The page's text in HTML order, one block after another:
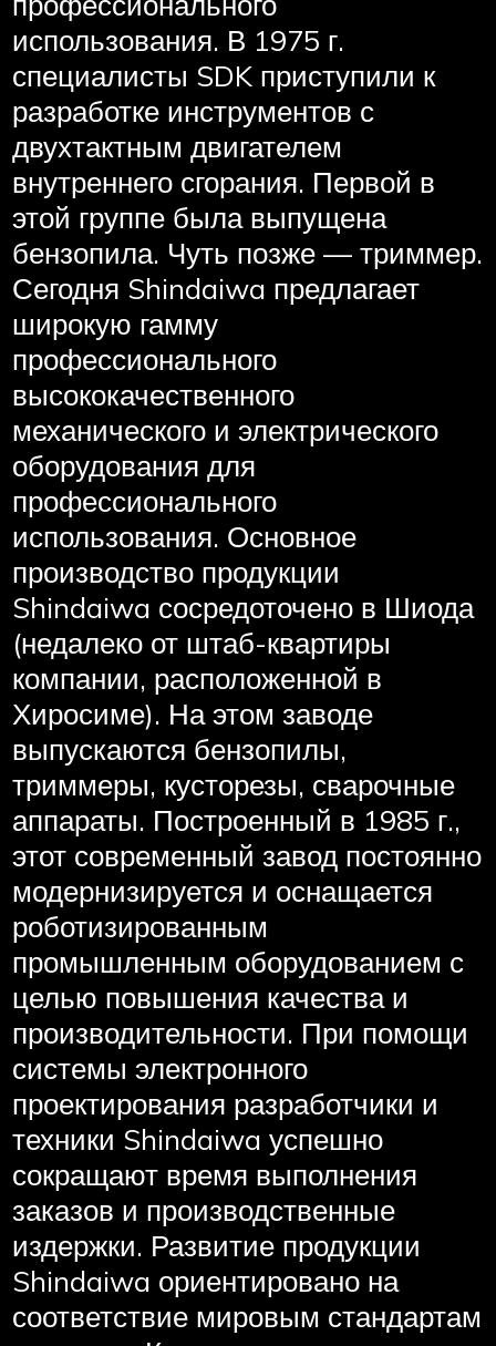
использования. В 1975 г.
специалисты SDK приступили к
разработке инструментов с
двухтактным двигателем
внутреннего сгорания. Первой в
этой группе была выпущена
бензопила. Чуть позже — триммер.
Сегодня Shindaiwa предлагает
широкую гамму
профессионального
высококачественного
механического и электрического
оборудования для
профессионального
использования. Основное
производство продукции
Shindaiwa сосредоточено в Шиода
(недалеко от штаб-квартиры
компании, расположенной в
Хиросиме). На этом заводе
выпускаются бензопилы,
триммеры, кусторезы, сварочные
аппараты. Построенный в 1985 г.,
этот современный завод постоянно
модернизируется и оснащается
роботизированным
промышленным оборудованием с
целью повышения качества и
производительности. При помощи
системы электронного
проектирования разработчики и
техники Shindaiwa успешно
сокращают время выполнения
заказов и производственные
издержки. Развитие продукции
Shindaiwa ориентировано на
соответствие мировым стандартам